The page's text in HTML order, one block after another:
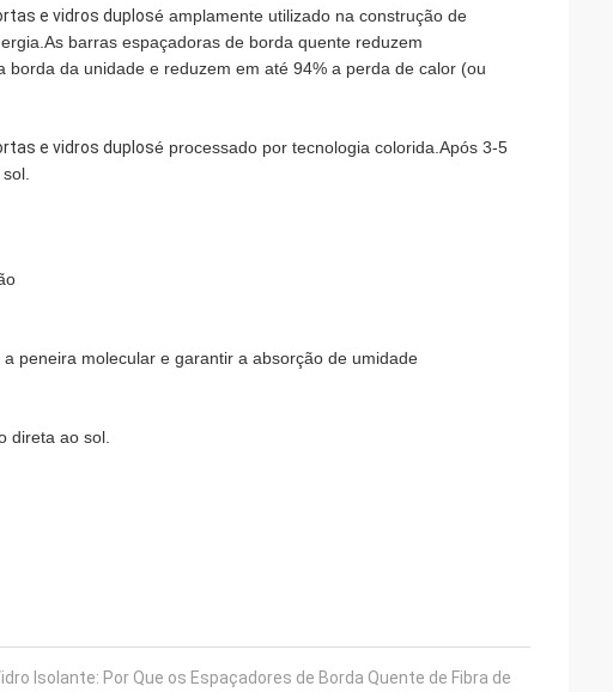
e vidros duplosé amplamente utilizado na construção de
barras espaçadoras de borda quente reduzem
da unidade e reduzem em até 94% a perda de calor (ou
e vidros duplosé processado por tecnologia colorida.Após 3-5
peneira molecular e garantir a absorção de umidade
direta ao sol.
Isolante: Por Que os Espaçadores de Borda Quente de Fibra de